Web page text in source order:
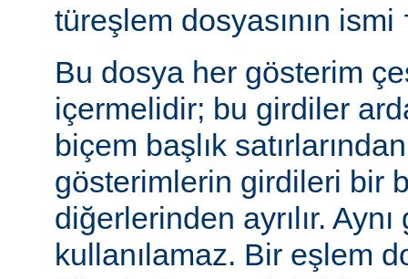
türeşlem dosyasının ismi
Bu dosya her gösterim
içermelidir; bu girdiler
biçem başlık
gösterimlerin girdileri bir
diğerlerinden ayrılır.
kullanılamaz. Bir eşlem